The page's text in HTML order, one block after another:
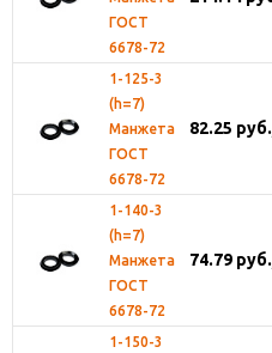
ГОСТ
6678-72
1-125-3
(h=7)
Манжета
ГОСТ
6678-72
82.25 руб.
1-140-3
(h=7)
Манжета
ГОСТ
6678-72
74.79 руб.
1-150-3